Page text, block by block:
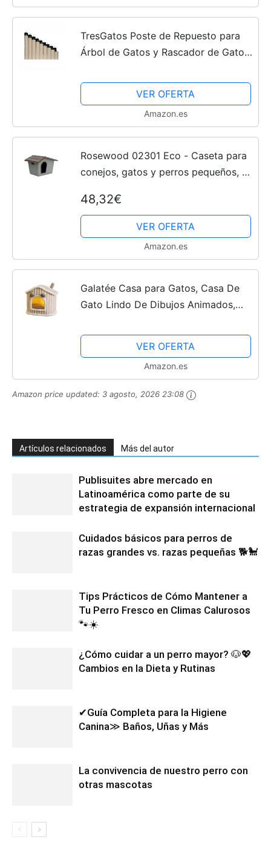
TresGatos Poste de Repuesto para
Árbol de Gatos y Rascador de Gatos
9.5 * 60cm de Color Blanco
VER OFERTA
Amazon.es
Rosewood 02301 Eco - Caseta para
conejos, gatos y perros pequeños, 41
48,32€
VER OFERTA
Amazon.es
Galatée Casa para Gatos, Casa De
Gato Lindo De Dibujos Animados,
Cama para Mascotas De Felpa
Esponjosa Lavable, Casa De Gato
VER OFERTA
Amazon.es
Amazon price updated: 3 agosto, 2026 23:08
Artículos relacionados Más del autor
Publisuites abre mercado en
Latinoamérica como parte de su
estrategia de expansión internacional
Cuidados básicos para perros de
razas grandes vs. razas pequeñas 🐕🐩
Tips Prácticos de Cómo Mantener a
Tu Perro Fresco en Climas Calurosos
🐾☀️
¿Cómo cuidar a un perro mayor? 🐶💖
Cambios en la Dieta y Rutinas
✔Guía Completa para la Higiene
Canina≫ Baños, Uñas y Más
La convivencia de nuestro perro con
otras mascotas